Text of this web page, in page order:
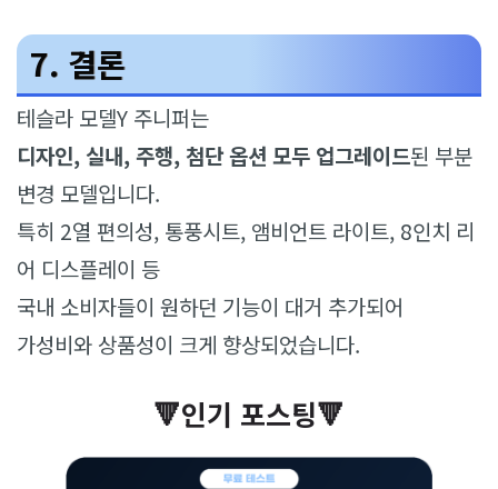
7. 결론
테슬라 모델Y 주니퍼는
디자인, 실내, 주행, 첨단 옵션 모두 업그레이드된 부분
변경 모델입니다.
특히 2열 편의성, 통풍시트, 앰비언트 라이트, 8인치 리
어 디스플레이 등
국내 소비자들이 원하던 기능이 대거 추가되어
가성비와 상품성이 크게 향상되었습니다.
🔻인기 포스팅🔻